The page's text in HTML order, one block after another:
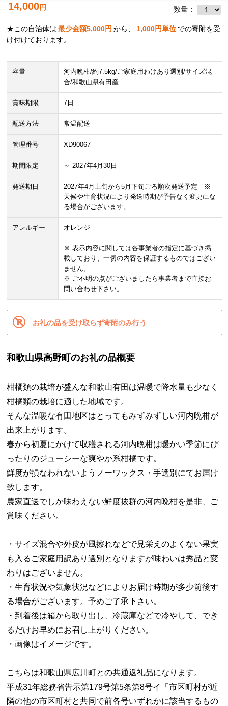
14,000円 数量：
★この自治体は 最少金額5,000円 から、 1,000円単位 での寄附を受
け付けております。
容量
河内晩柑/約7.5kg/ご家庭用わけあり選別/サイズ混
合/和歌山県有田産
賞味期限 7日
配送方法 常温配送
管理番号 XD90067
期間限定 ～ 2027年4月30日
発送期日
2027年4月上旬から5月下旬ごろ順次発送予定 ※
天候や生育状況により発送時期が予告なく変更にな
る場合がございます。
アレルギー オレンジ
※ 表示内容に関しては各事業者の指定に基づき掲
載しており、一切の内容を保証するものではござい
ません。
※ ご不明の点がございましたら事業者まで直接お
問い合わせ下さい。
お礼の品を受け取らず寄附のみ行う
和歌山県高野町のお礼の品概要
柑橘類の栽培が盛んな和歌山有田は温暖で降水量も少なく
柑橘類の栽培に適した地域です。
そんな温暖な有田地区はとってもみずみずしい河内晩柑が
出来上がります。
春から初夏にかけて収穫される河内晩柑は暖かい季節にぴ
ったりのジューシーな爽やか系柑橘です。
鮮度が損なわれないようノーワックス・手選別にてお届け
致します。
農家直送でしか味わえない鮮度抜群の河内晩柑を是非、ご
賞味ください。
・サイズ混合や外皮が風擦れなどで見栄えのよくない果実
も入るご家庭用訳あり選別となりますが味わいは秀品と変
わりはございません。
・生育状況や気象状況などによりお届け時期が多少前後す
る場合がございます。予めご了承下さい。
・到着後は箱から取り出し、冷蔵庫などで冷やして、でき
るだけお早めにお召し上がりください。
・画像はイメージです。
こちらは和歌山県広川町との共通返礼品になります。
平成31年総務省告示第179号第5条第8号イ「市区町村が近
隣の他の市区町村と共同で前各号いずれかに該当するもの